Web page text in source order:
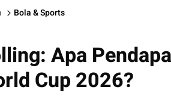
Bola & Sports
Apa
Cup 2026?